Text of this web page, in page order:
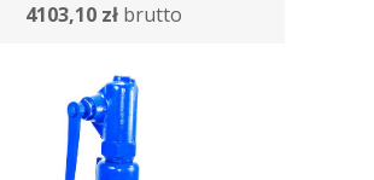
4103,10 zł brutto